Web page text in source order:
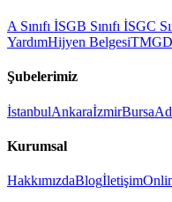
A Sınıfı İSGB Sınıfı İSGC
YardımHijyen BelgesiTMGD
Şubelerimiz
İstanbulAnkaraİzmirBursa
Kurumsal
HakkımızdaBlogİletişim